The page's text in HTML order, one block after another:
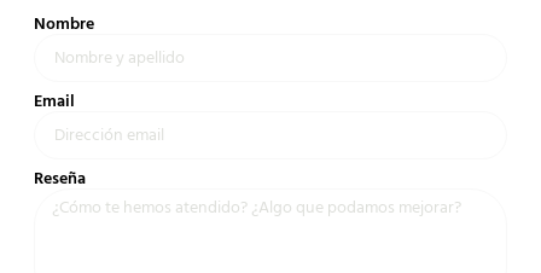
Nombre
Email
Reseña